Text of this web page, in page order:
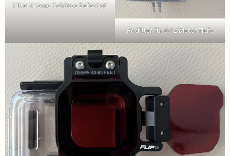
Filter-Frame Gehäuse befestigt
Rotfilter für 6-12 Meter Tiefe